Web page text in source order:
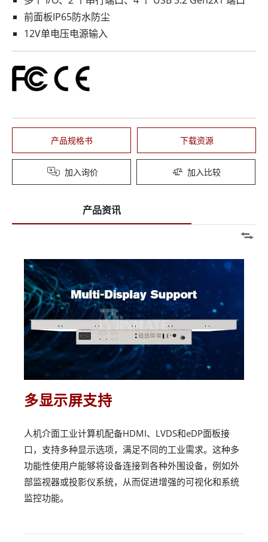
前面板IP65防水防尘
12V单电压电源输入
产品规格书 下载资源
加入询价 加入比较
产品资讯
多显示屏支持
人机介面工业计算机配备HDMI、LVDS和eDP面板接
口，支持多种显示选项，满足不同的工业需求。这种多
功能性使用户能够将设备连接到各种外围设备，例如外
部监视器或投影仪系统，从而促进增强的可视化和系统
监控功能。